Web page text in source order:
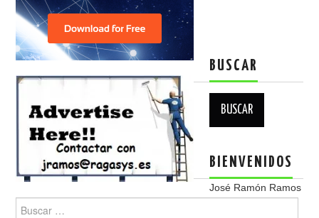
BUSCAR
BIENVENIDOS
José Ramón Ramos